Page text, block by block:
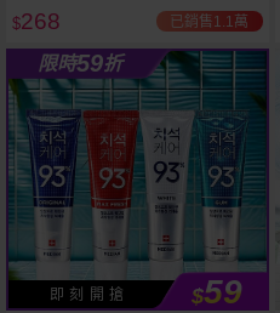
$268 已銷售1.1萬
限時59折
即 刻 開 搶 $59